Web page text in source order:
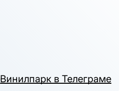
Винилпарк в Телеграме